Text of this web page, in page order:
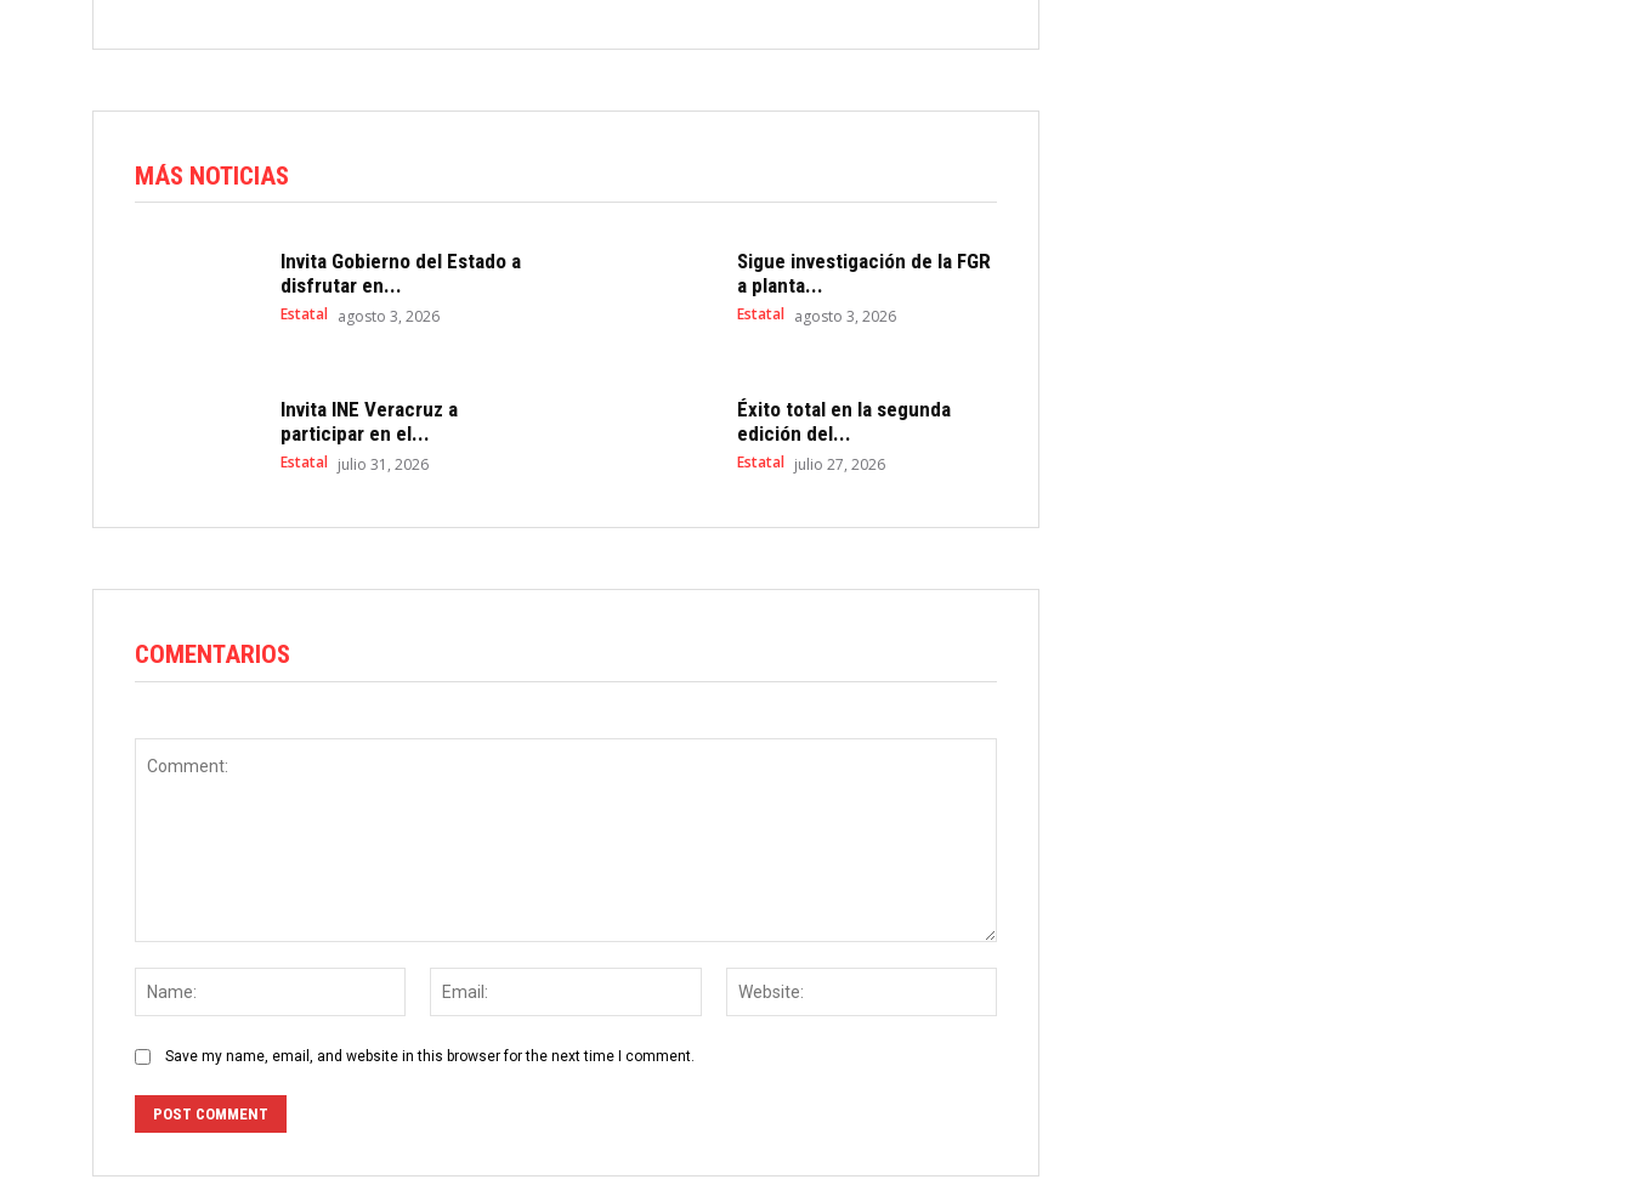
MÁS NOTICIAS
Invita Gobierno del Estado a
disfrutar en...
Estatal agosto 3, 2026
Sigue investigación de la FGR
a planta...
Estatal agosto 3, 2026
Invita INE Veracruz a
participar en el...
Estatal julio 31, 2026
Éxito total en la segunda
edición del...
Estatal julio 27, 2026
COMENTARIOS
Save my name, email, and website in this browser for the next time I comment.